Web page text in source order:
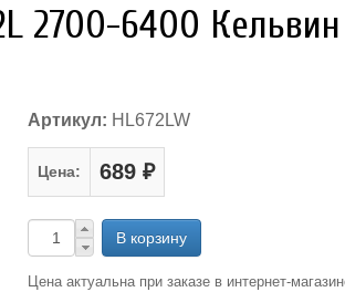
2700-6400
Артикул: HL672LW
Цена: 689 ₽
Цена актуальна при заказе в интернет-